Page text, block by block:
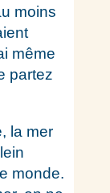
moins
même
partez
la mer
monde.